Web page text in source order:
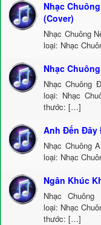
Nhạc
(Cover)
Nhạc Chuông
loại: Nhạc
Nhạc
Nhạc Chuông
loại: Nhạc
thước: […]
Anh Đến Đây
Nhạc Chuông
loại: Nhạc
Ngân Khúc
Nhạc
loại: Nhạc
thước: […]